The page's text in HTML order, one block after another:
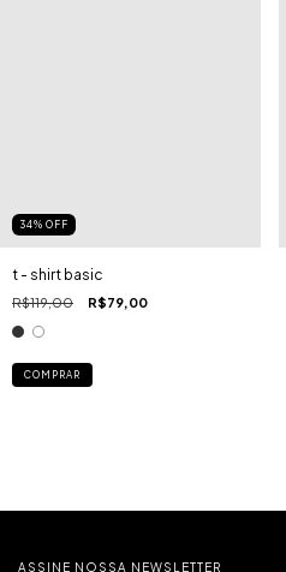
34% OFF
t - shirt basic
R$119,00 R$79,00
COMPRAR
ASSINE NOSSA NEWSLETTER